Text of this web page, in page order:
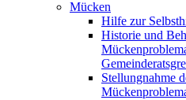
Mücken
Hilfe zur
Historie und
Stellungnahme